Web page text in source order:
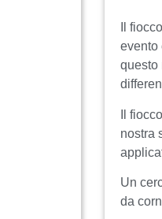
Il
evento
questo
Il
nostra
Un
da